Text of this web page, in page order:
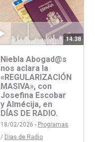
14:38
Niebla Abogad@s
nos aclara la
«REGULARIZACIÓN
MASIVA», con
Josefina Escobar
y Almécija, en
DÍAS DE RADIO.
18/02/2026 - Programas
/ Dias de Radio